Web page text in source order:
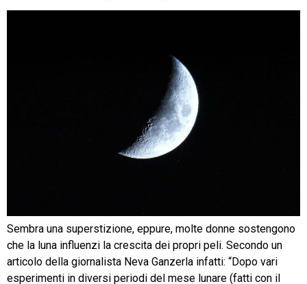
Sembra una superstizione, eppure, molte donne sostengono
che la luna influenzi la crescita dei propri peli. Secondo un
articolo della giornalista Neva Ganzerla infatti: “Dopo vari
esperimenti in diversi periodi del mese lunare (fatti con il